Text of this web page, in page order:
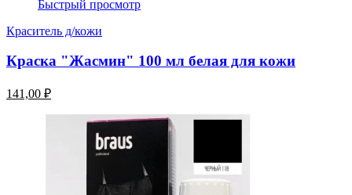
Быстрый просмотр
Краситель д/кожи
Краска "Жасмин" 100 мл белая для кожи
141,00 ₽